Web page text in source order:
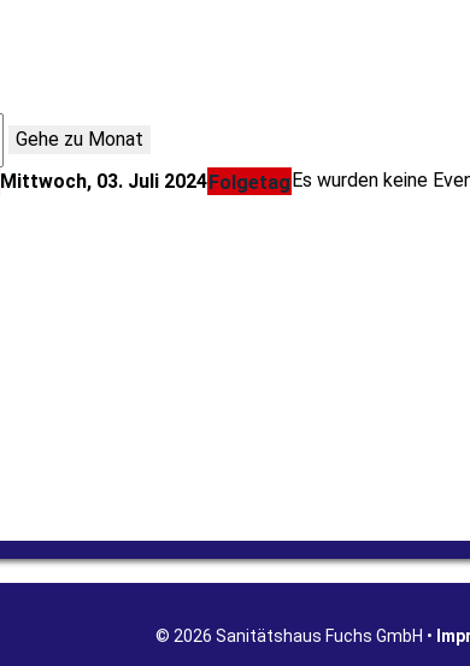
Gehe zu Monat
Mittwoch, 03. Juli 2024FolgetagEs wurden keine
© 2026 Sanitätshaus Fuchs GmbH •